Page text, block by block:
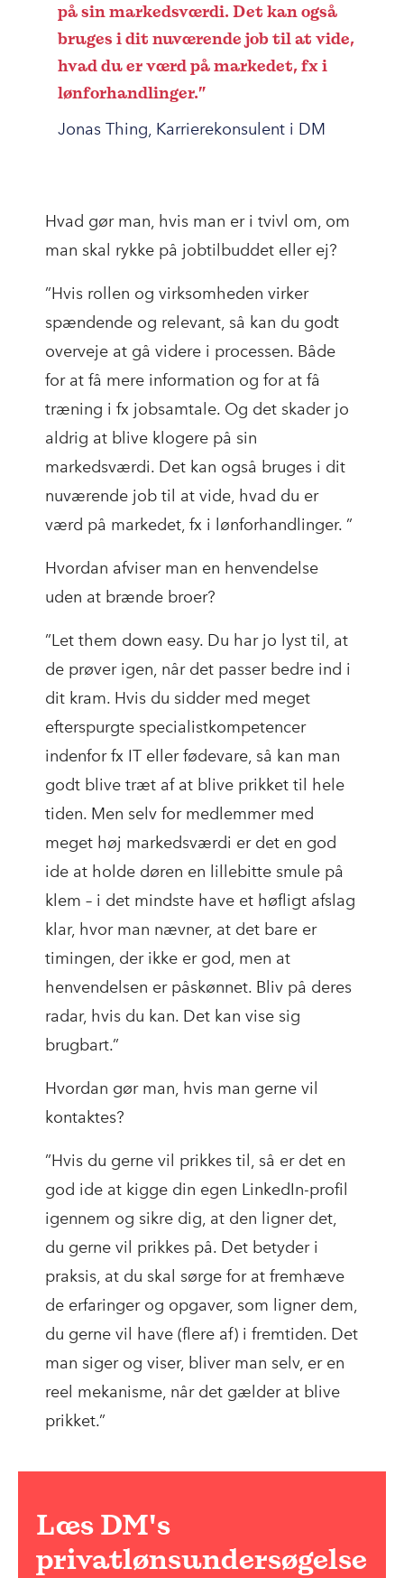
på sin markedsværdi. Det kan også
bruges i dit nuværende job til at vide,
hvad du er værd på markedet, fx i
lønforhandlinger.”
Jonas Thing, Karrierekonsulent i DM
Hvad gør man, hvis man er i tvivl om, om
man skal rykke på jobtilbuddet eller ej?
”Hvis rollen og virksomheden virker
spændende og relevant, så kan du godt
overveje at gå videre i processen. Både
for at få mere information og for at få
træning i fx jobsamtale. Og det skader jo
aldrig at blive klogere på sin
markedsværdi. Det kan også bruges i dit
nuværende job til at vide, hvad du er
værd på markedet, fx i lønforhandlinger. ”
Hvordan afviser man en henvendelse
uden at brænde broer?
”Let them down easy. Du har jo lyst til, at
de prøver igen, når det passer bedre ind i
dit kram. Hvis du sidder med meget
efterspurgte specialistkompetencer
indenfor fx IT eller fødevare, så kan man
godt blive træt af at blive prikket til hele
tiden. Men selv for medlemmer med
meget høj markedsværdi er det en god
ide at holde døren en lillebitte smule på
klem – i det mindste have et høfligt afslag
klar, hvor man nævner, at det bare er
timingen, der ikke er god, men at
henvendelsen er påskønnet. Bliv på deres
radar, hvis du kan. Det kan vise sig
brugbart.”
Hvordan gør man, hvis man gerne vil
kontaktes?
”Hvis du gerne vil prikkes til, så er det en
god ide at kigge din egen LinkedIn-profil
igennem og sikre dig, at den ligner det,
du gerne vil prikkes på. Det betyder i
praksis, at du skal sørge for at fremhæve
de erfaringer og opgaver, som ligner dem,
du gerne vil have (flere af) i fremtiden. Det
man siger og viser, bliver man selv, er en
reel mekanisme, når det gælder at blive
prikket.”
Læs DM's
privatlønsundersøgelse